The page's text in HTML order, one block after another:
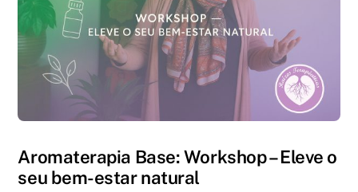
Aromaterapia Base: Workshop – Eleve o
seu bem-estar natural